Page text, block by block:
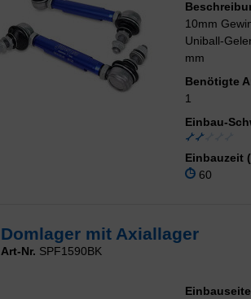
10mm
Uniball-
mm
Benötigte
1
Einbau-
Einbauzeit
60
Domlager mit Axiallager
Art-Nr. SPF1590BK